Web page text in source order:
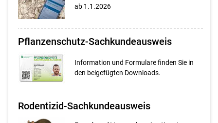
ab 1.1.2026
Pflanzenschutz-Sachkundeausweis
Information und Formulare finden Sie in
den beigefügten Downloads.
Rodentizid-Sachkundeausweis